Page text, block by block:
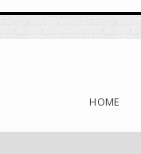
HOME